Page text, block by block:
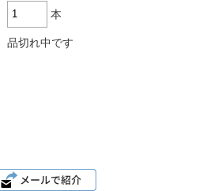
本
品切れ中です